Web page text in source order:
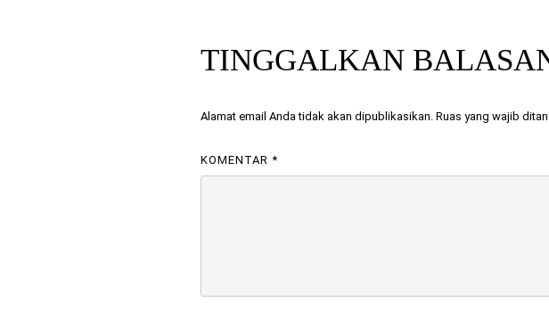
TINGGALKAN
Alamat email Anda tidak akan dipublikasikan. Ruas yang wajib
KOMENTAR*